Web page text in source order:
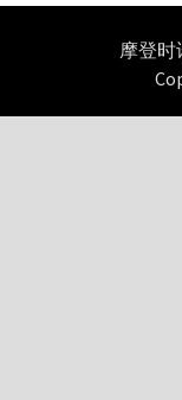
摩登时